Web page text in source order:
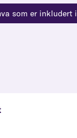
som er inkludert